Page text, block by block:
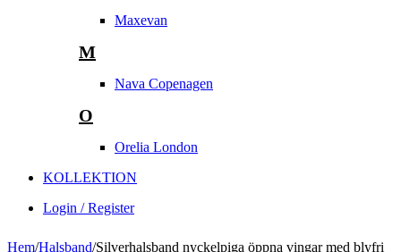
Maxevan
M
Nava Copenagen
O
Orelia London
KOLLEKTION
Login / Register
Hem/Halsband/Silverhalsband nyckelpiga öppna vingar med blyfri